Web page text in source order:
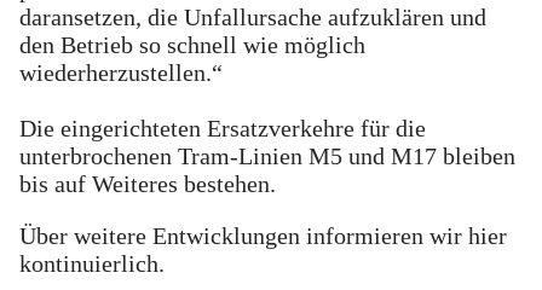
daransetzen, die Unfallursache aufzuklären und
den Betrieb so schnell wie möglich
wiederherzustellen.“
Die eingerichteten Ersatzverkehre für die
unterbrochenen Tram-Linien M5 und M17 bleiben
bis auf Weiteres bestehen.
Über weitere Entwicklungen informieren wir hier
kontinuierlich.